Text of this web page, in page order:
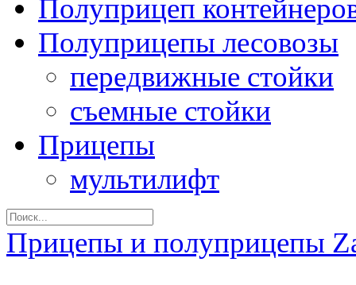
Полуприцеп
Полуприцепы лесовозы
передвижные стойки
съемные стойки
Прицепы
мультилифт
Прицепы и полуприцепы